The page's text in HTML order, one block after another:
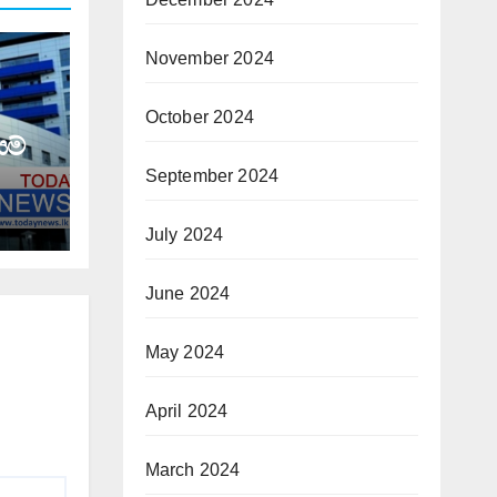
November 2024
October 2024
September 2024
July 2024
June 2024
May 2024
April 2024
March 2024